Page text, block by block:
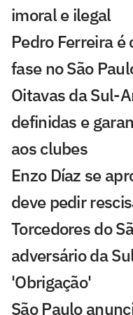
imoral e ilegal
Pedro Ferreira
fase no São
Oitavas da Sul-
definidas e
aos clubes
Enzo Díaz se
deve pedir
Torcedores do
adversário da
'Obrigação'
São Paulo